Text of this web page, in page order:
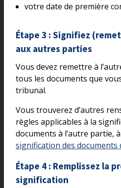
votre date de première
Étape 3 : Signifiez
aux autres parties
Vous devez remettre à
tous les documents que
tribunal.
Vous trouverez d’autres
règles applicables à la
documents à l’autre partie,
signification des documents
Étape 4 : Remplissez la
signification